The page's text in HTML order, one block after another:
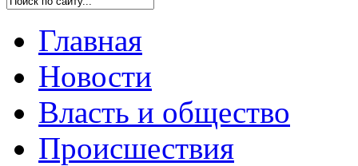
Главная
Новости
Власть и общество
Происшествия